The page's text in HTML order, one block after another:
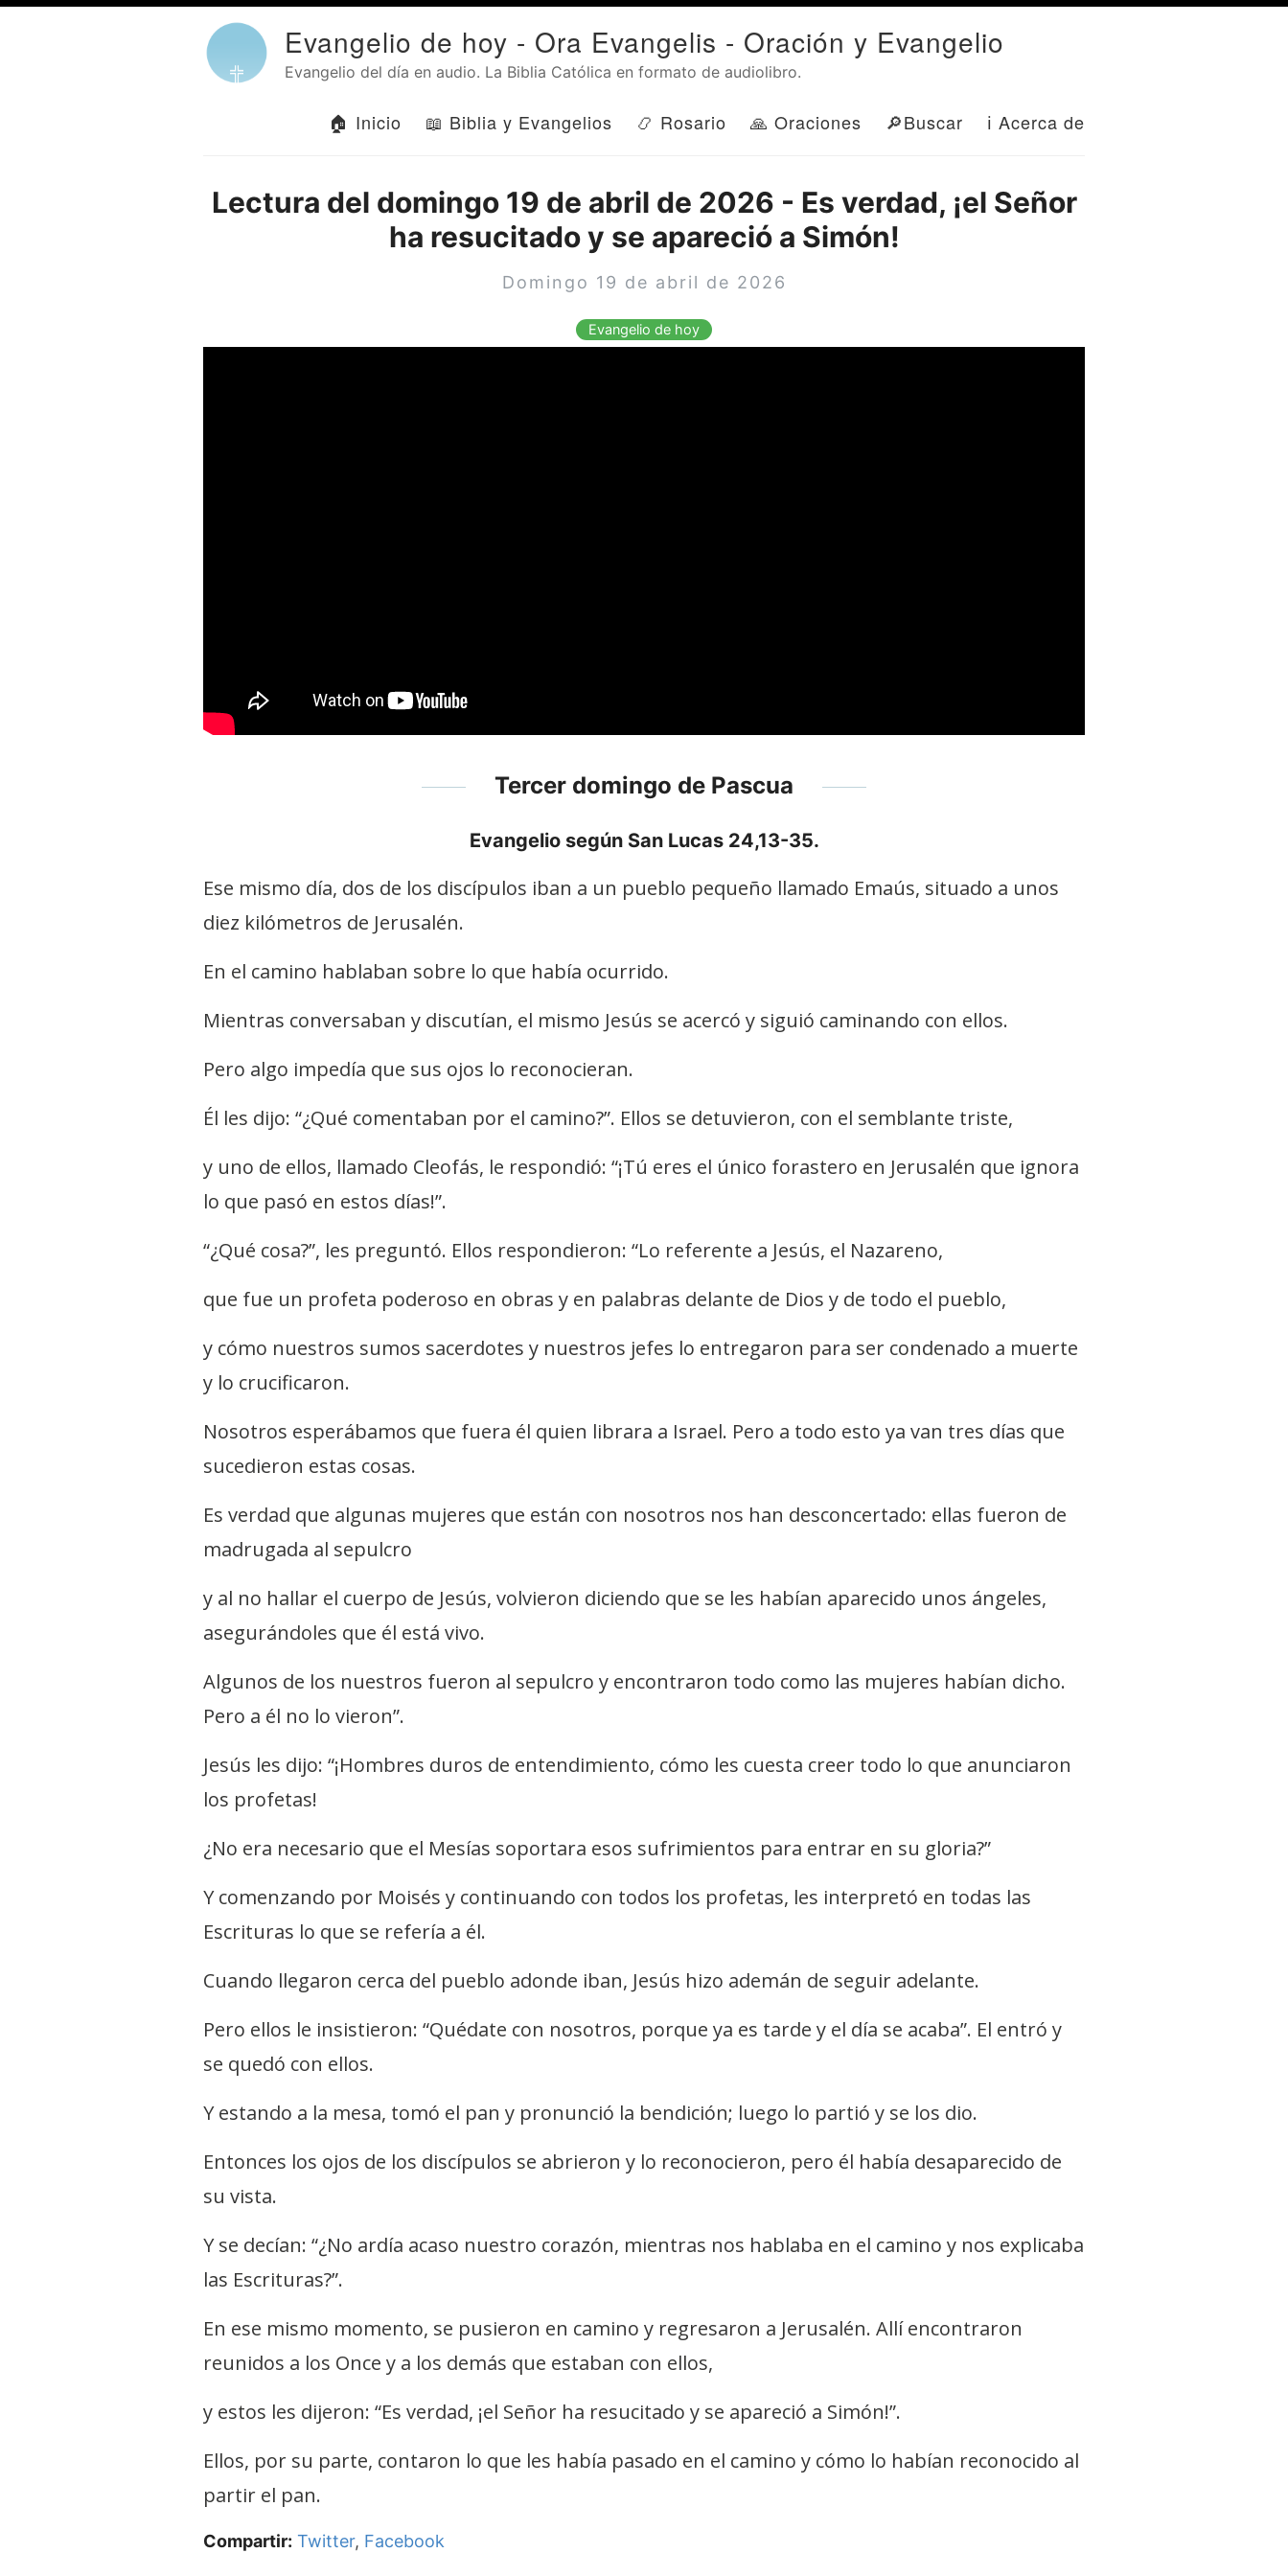
Evangelio de hoy - Ora Evangelis - Oración y Evangelio
Evangelio del día en audio. La Biblia Católica en formato de audiolibro.
🏠 Inicio 📖 Biblia y Evangelios 📿 Rosario 🙏 Oraciones 🔎Buscar ℹ Acerca de
Lectura del domingo 19 de abril de 2026 - Es verdad, ¡el Señor
ha resucitado y se apareció a Simón!
Domingo 19 de abril de 2026
Evangelio de hoy
Tercer domingo de Pascua
Evangelio según San Lucas 24,13-35.
Ese mismo día, dos de los discípulos iban a un pueblo pequeño llamado Emaús, situado a unos
diez kilómetros de Jerusalén.
En el camino hablaban sobre lo que había ocurrido.
Mientras conversaban y discutían, el mismo Jesús se acercó y siguió caminando con ellos.
Pero algo impedía que sus ojos lo reconocieran.
Él les dijo: “¿Qué comentaban por el camino?”. Ellos se detuvieron, con el semblante triste,
y uno de ellos, llamado Cleofás, le respondió: “¡Tú eres el único forastero en Jerusalén que ignora
lo que pasó en estos días!”.
“¿Qué cosa?”, les preguntó. Ellos respondieron: “Lo referente a Jesús, el Nazareno,
que fue un profeta poderoso en obras y en palabras delante de Dios y de todo el pueblo,
y cómo nuestros sumos sacerdotes y nuestros jefes lo entregaron para ser condenado a muerte
y lo crucificaron.
Nosotros esperábamos que fuera él quien librara a Israel. Pero a todo esto ya van tres días que
sucedieron estas cosas.
Es verdad que algunas mujeres que están con nosotros nos han desconcertado: ellas fueron de
madrugada al sepulcro
y al no hallar el cuerpo de Jesús, volvieron diciendo que se les habían aparecido unos ángeles,
asegurándoles que él está vivo.
Algunos de los nuestros fueron al sepulcro y encontraron todo como las mujeres habían dicho.
Pero a él no lo vieron”.
Jesús les dijo: “¡Hombres duros de entendimiento, cómo les cuesta creer todo lo que anunciaron
los profetas!
¿No era necesario que el Mesías soportara esos sufrimientos para entrar en su gloria?”
Y comenzando por Moisés y continuando con todos los profetas, les interpretó en todas las
Escrituras lo que se refería a él.
Cuando llegaron cerca del pueblo adonde iban, Jesús hizo ademán de seguir adelante.
Pero ellos le insistieron: “Quédate con nosotros, porque ya es tarde y el día se acaba”. El entró y
se quedó con ellos.
Y estando a la mesa, tomó el pan y pronunció la bendición; luego lo partió y se los dio.
Entonces los ojos de los discípulos se abrieron y lo reconocieron, pero él había desaparecido de
su vista.
Y se decían: “¿No ardía acaso nuestro corazón, mientras nos hablaba en el camino y nos explicaba
las Escrituras?”.
En ese mismo momento, se pusieron en camino y regresaron a Jerusalén. Allí encontraron
reunidos a los Once y a los demás que estaban con ellos,
y estos les dijeron: “Es verdad, ¡el Señor ha resucitado y se apareció a Simón!”.
Ellos, por su parte, contaron lo que les había pasado en el camino y cómo lo habían reconocido al
partir el pan.
Compartir: Twitter, Facebook